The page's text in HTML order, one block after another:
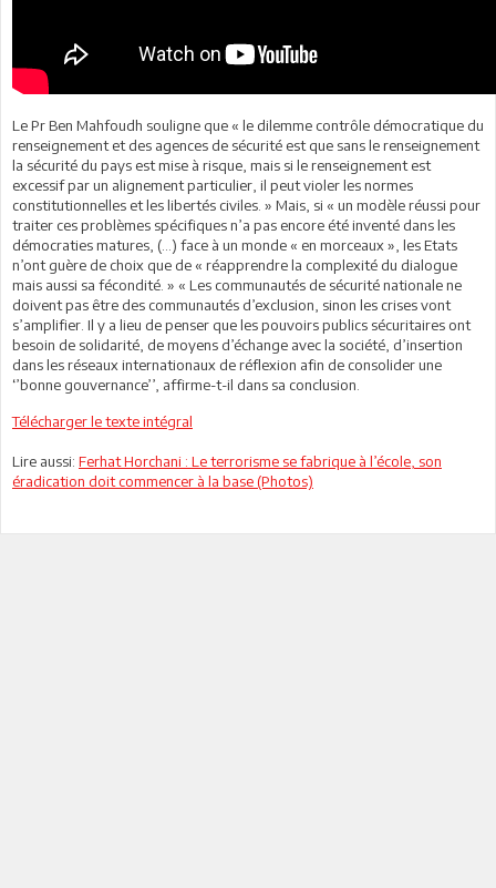
Le Pr Ben Mahfoudh souligne que « le dilemme contrôle démocratique du
renseignement et des agences de sécurité est que sans le renseignement
la sécurité du pays est mise à risque, mais si le renseignement est
excessif par un alignement particulier, il peut violer les normes
constitutionnelles et les libertés civiles. » Mais, si « un modèle réussi pour
traiter ces problèmes spécifiques n’a pas encore été inventé dans les
démocraties matures, (...) face à un monde « en morceaux », les Etats
n’ont guère de choix que de « réapprendre la complexité du dialogue
mais aussi sa fécondité. » « Les communautés de sécurité nationale ne
doivent pas être des communautés d’exclusion, sinon les crises vont
s’amplifier. Il y a lieu de penser que les pouvoirs publics sécuritaires ont
besoin de solidarité, de moyens d’échange avec la société, d’insertion
dans les réseaux internationaux de réflexion afin de consolider une
‘’bonne gouvernance’’, affirme-t-il dans sa conclusion.
Télécharger le texte intégral
Lire aussi: Ferhat Horchani : Le terrorisme se fabrique à l’école, son
éradication doit commencer à la base (Photos)